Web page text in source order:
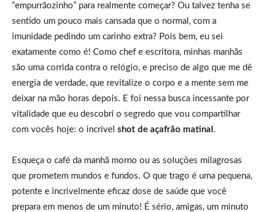
“empurrãozinho” para realmente começar? Ou talvez tenha se
sentido um pouco mais cansada que o normal, com a
imunidade pedindo um carinho extra? Pois bem, eu sei
exatamente como é! Como chef e escritora, minhas manhãs
são uma corrida contra o relógio, e preciso de algo que me dê
energia de verdade, que revitalize o corpo e a mente sem me
deixar na mão horas depois. E foi nessa busca incessante por
vitalidade que eu descobri o segredo que vou compartilhar
com vocês hoje: o incrível shot de açafrão matinal .
Esqueça o café da manhã morno ou as soluções milagrosas
que prometem mundos e fundos. O que trago é uma pequena,
potente e incrivelmente eficaz dose de saúde que você
prepara em menos de um minuto! É sério, amigas, um minuto